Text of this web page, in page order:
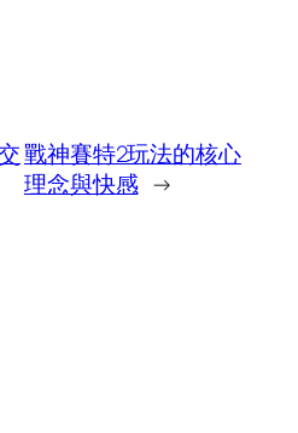
戰神賽特2玩法的核心
理念與快感 →